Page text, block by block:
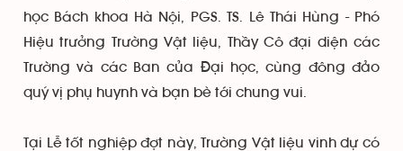
học Bách khoa Hà Nội, PGS. TS. Lê Thái Hùng - Phó
Hiệu trưởng Trường Vật liệu, Thầy Cô đại diện các
Trường và các Ban của Đại học, cùng đông đảo
quý vị phụ huynh và bạn bè tới chung vui.
Tại Lễ tốt nghiệp đợt này, Trường Vật liệu vinh dự có